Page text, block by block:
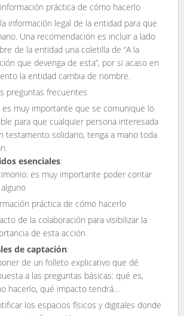
práctica de cómo hacerlo
información legal de la entidad para que
Una recomendación es incluir a lado
de la entidad una coletilla de “A la
que devenga de esta”, por si acaso en
la entidad cambia de nombre.
preguntas frecuentes
es muy importante que se comunique lo
para que cualquier persona interesada
testamento solidario, tenga a mano toda
esenciales:
es muy importante poder contar
práctica de cómo hacerlo
de la colaboración para visibilizar la
de esta acción
de captación:
de un folleto explicativo que dé
a las preguntas básicas: qué es,
hacerlo, qué impacto tendrá…
los espacios físicos y digitales donde